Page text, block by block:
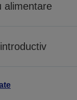
alimentare